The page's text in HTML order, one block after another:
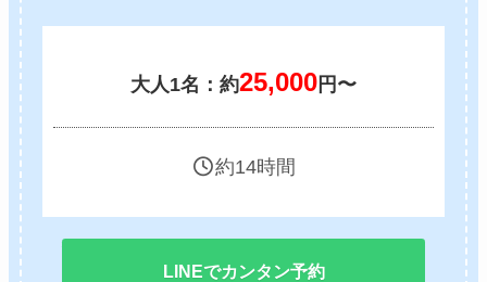
大人1名：約25,000 円〜
約14時間
LINEでカンタン予約